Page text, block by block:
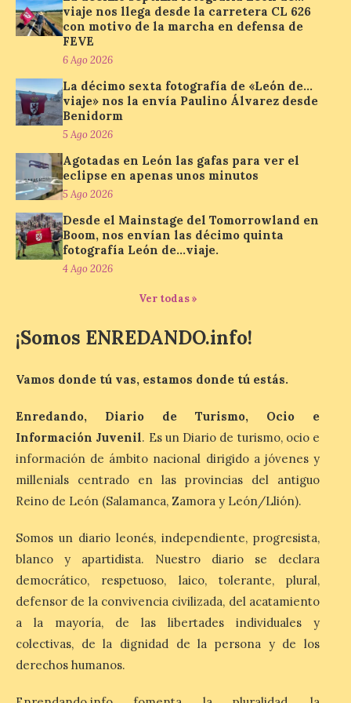
todos los públicos. La
Bañeza inauguró en la tarde de este
martes 4 de agosto una nueva edición de
su tradicional Mercado Medieval, que
hasta el próximo 6 […]
Un viaje a la Antigüedad:
el Museo del Prado
propone un recorrido por
obras de su Colección de
inspiración clásica
6 Ago 2026
Al hilo del estreno de La
Odisea de Christopher
reúne una selección de
viajes, que se suceden al ritmo de un
Patrimonio Nacional
cancela la temporada de
fuentes de La Granja ante
la escasez de agua
6 Ago 2026
Esta medida afecta a los
espectáculos nocturnos
de la Fuente Baños de
Diana previstos para los
días 8, 15 y 22 de agosto,
así como al encendido extraordinario del
día 25. La reserva de agua en el estanque
«El Mar», […]
El Descenso Internacional
viaje nos llega desde la carretera CL 626
con motivo de la marcha en defensa de
FEVE
6 Ago 2026
La décimo sexta fotografía de «León de…
viaje» nos la envía Paulino Álvarez desde
Benidorm
5 Ago 2026
Agotadas en León las gafas para ver el
eclipse en apenas unos minutos
5 Ago 2026
Desde el Mainstage del Tomorrowland en
Boom, nos envían las décimo quinta
fotografía León de…viaje.
4 Ago 2026
Ver todas »
¡Somos ENREDANDO.info!
Vamos donde tú vas, estamos donde tú estás.
Enredando, Diario de Turismo, Ocio e
Información Juvenil. Es un Diario de turismo, ocio e
información de ámbito nacional dirigido a jóvenes y
millenials centrado en las provincias del antiguo
Reino de León (Salamanca, Zamora y León/Llión).
Somos un diario leonés, independiente, progresista,
blanco y apartidista. Nuestro diario se declara
democrático, respetuoso, laico, tolerante, plural,
defensor de la convivencia civilizada, del acatamiento
a la mayoría, de las libertades individuales y
colectivas, de la dignidad de la persona y de los
derechos humanos.